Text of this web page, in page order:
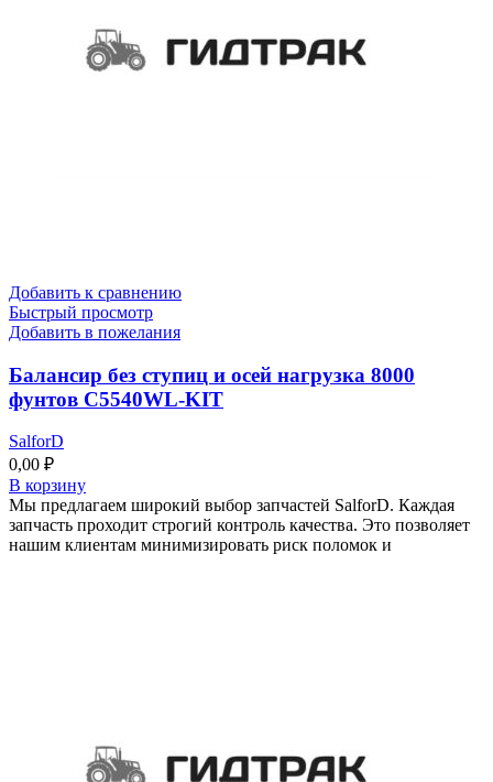
Добавить к сравнению
Быстрый просмотр
Добавить в пожелания
Балансир без ступиц и осей нагрузка 8000
фунтов C5540WL-KIT
SalforD
0,00 ₽
В корзину
Мы предлагаем широкий выбор запчастей SalforD. Каждая
запчасть проходит строгий контроль качества. Это позволяет
нашим клиентам минимизировать риск поломок и